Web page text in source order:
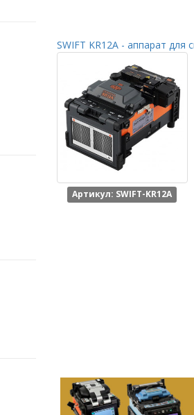
SWIFT KR12A - аппарат для
Артикул: SWIFT-KR12A